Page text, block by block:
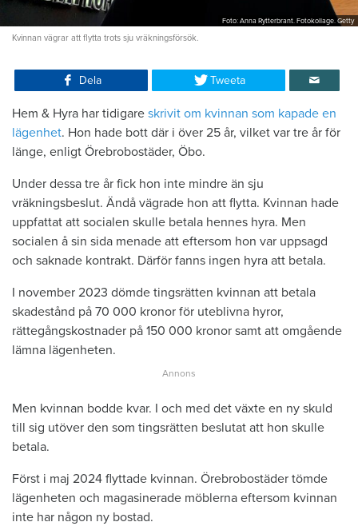
Foto: Anna Rytterbrant. Fotokollage. Getty
Kvinnan vägrar att flytta trots sju vräkningsförsök.
Dela Tweeta
Hem & Hyra har tidigare skrivit om kvinnan som kapade en
lägenhet. Hon hade bott där i över 25 år, vilket var tre år för
länge, enligt Örebrobostäder, Öbo.
Under dessa tre år fick hon inte mindre än sju
vräkningsbeslut. Ändå vägrade hon att flytta. Kvinnan hade
uppfattat att socialen skulle betala hennes hyra. Men
socialen å sin sida menade att eftersom hon var uppsagd
och saknade kontrakt. Därför fanns ingen hyra att betala.
I november 2023 dömde tingsrätten kvinnan att betala
skadestånd på 70 000 kronor för uteblivna hyror,
rättegångskostnader på 150 000 kronor samt att omgående
lämna lägenheten.
Men kvinnan bodde kvar. I och med det växte en ny skuld
till sig utöver den som tingsrätten beslutat att hon skulle
betala.
Först i maj 2024 flyttade kvinnan. Örebrobostäder tömde
lägenheten och magasinerade möblerna eftersom kvinnan
inte har någon ny bostad.